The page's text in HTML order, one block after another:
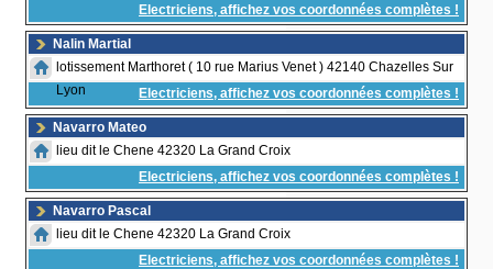
Electriciens, affichez vos coordonnées complètes !
Nalin Martial
lotissement Marthoret ( 10 rue Marius Venet ) 42140 Chazelles Sur
Lyon
Electriciens, affichez vos coordonnées complètes !
Navarro Mateo
lieu dit le Chene 42320 La Grand Croix
Electriciens, affichez vos coordonnées complètes !
Navarro Pascal
lieu dit le Chene 42320 La Grand Croix
Electriciens, affichez vos coordonnées complètes !